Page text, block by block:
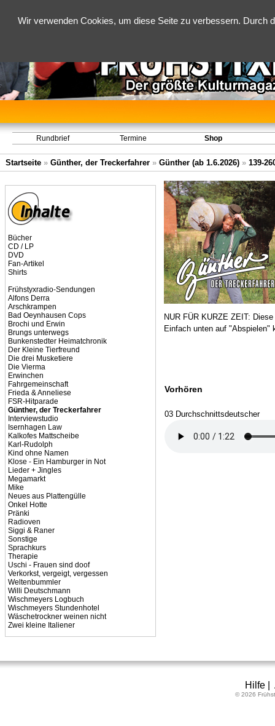
Wir verwenden Cookies, um diese Seite zu verbessern.
Rundbrief Termine Shop
Startseite » Günther, der Treckerfahrer » Günther (ab 1.6.2026) » 139-
Bücher
CD / LP
DVD
Fan-Artikel
Shirts
Frühstyxradio-Sendungen
Alfons Derra
Arschkrampen
Bad Oeynhausen Cops
Brochi und Erwin
Brungs unterwegs
Bunkenstedter Heimatchronik
Der Kleine Tierfreund
Die drei Musketiere
Die Vierma
Erwinchen
Fahrgemeinschaft
Frieda & Anneliese
FSR-Hitparade
Günther, der Treckerfahrer
Interviewstudio
Isernhagen Law
Kalkofes Mattscheibe
Karl-Rudolph
Kind ohne Namen
Klose - Ein Hamburger in Not
Lieder + Jingles
Megamarkt
Mike
Neues aus Plattengülle
Onkel Hotte
Pränki
Radioven
Siggi & Raner
Sonstige
Sprachkurs
Therapie
Uschi - Frauen sind doof
Verkorkst, vergeigt, vergessen
Weltenbummler
Willi Deutschmann
Wischmeyers Logbuch
Wischmeyers Stundenhotel
Wäschetrockner weinen nicht
Zwei kleine Italiener
NUR FÜR KURZE ZEIT:
Einfach unten auf "Abspielen"
Vorhören
03 Durchschnittsdeutscher
Hilfe
© 2026